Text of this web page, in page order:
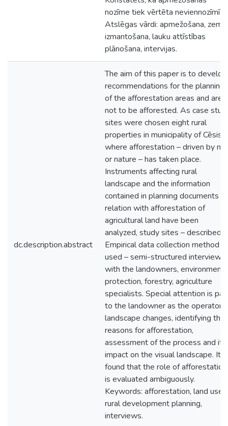
nozīme tiek vērtēta neviennozīmīgi.
Atslēgas vārdi: apmežošana,
izmantošana, lauku attīstības
plānošana, intervijas.
dc.description.abstract
The aim of this paper is to develop
recommendations for the planning
of the afforestation areas and
not to be afforested. As case
sites were chosen eight rural
properties in municipality of Cēsis
where afforestation – driven by
or nature – has taken place.
Instruments affecting rural
landscape and the information
contained in planning documents in
relation with afforestation of
agricultural land have been
analyzed, study sites – described.
Empirical data collection method
used – semi-structured interview
with the landowners,
protection, forestry, agriculture
specialists. Special attention is
to the landowner as the operator
landscape changes, identifying the
reasons for afforestation,
assessment of the process and its
impact on the visual landscape. It is
found that the role of afforestation
is evaluated ambiguously.
Keywords: afforestation, land use,
rural development planning,
interviews.